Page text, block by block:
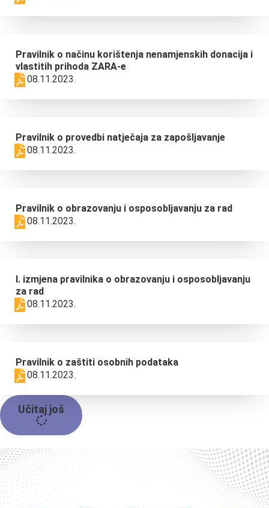
Pravilnik o načinu korištenja nenamjenskih donacija i
vlastitih prihoda ZARA-e
08.11.2023.
Pravilnik o provedbi natječaja za zapošljavanje
08.11.2023.
Pravilnik o obrazovanju i osposobljavanju za rad
08.11.2023.
I. izmjena pravilnika o obrazovanju i osposobljavanju
za rad
08.11.2023.
Pravilnik o zaštiti osobnih podataka
08.11.2023.
Učitaj još